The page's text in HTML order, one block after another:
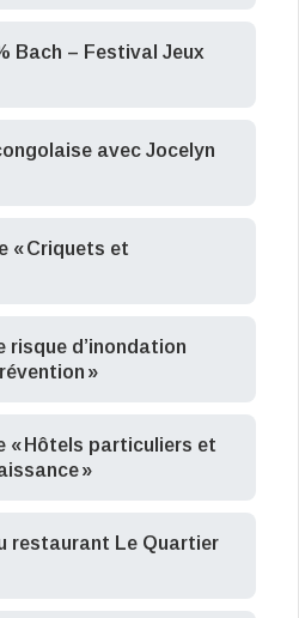
Bach – Festival Jeux
avec Jocelyn
« Criquets et
risque d’inondation
»
« Hôtels particuliers et
»
restaurant Le Quartier